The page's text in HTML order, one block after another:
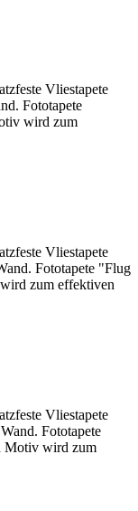
Vliestapete
Fototapete
wird zum
Vliestapete
Fototapete "Flug
zum effektiven
Vliestapete
Fototapete
Motiv wird zum